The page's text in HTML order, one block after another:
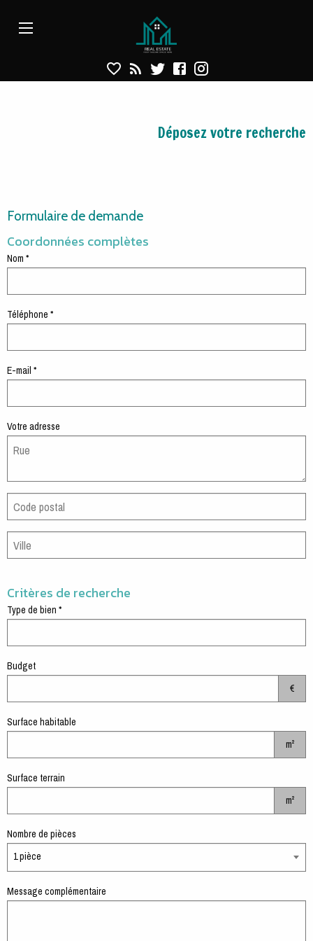
Déposez votre recherche
Formulaire de demande
Coordonnées complètes
Nom *
Téléphone *
E-mail *
Votre adresse
Critères de recherche
Type de bien *
Budget
€
Surface habitable
m²
Surface terrain
m²
Nombre de pièces
1 pièce
Message complémentaire